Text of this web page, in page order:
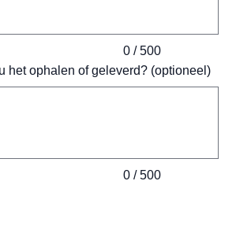
0 / 500
het ophalen of geleverd? (optioneel)
0 / 500